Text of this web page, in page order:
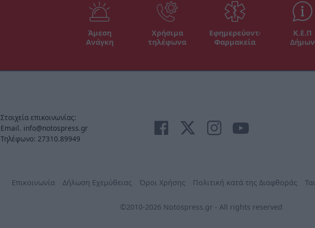
Άμεση
Ανάγκη
Χρήσιμα
τηλέφωνα
Εφημερεύοντα
Φαρμακεία
Κ.Ε.Π
Δήμων
Στοιχεία επικοινωνίας:
Email. info@notospress.gr
Τηλέφωνο: 27310.89949
Επικοινωνία Δήλωση Εχεμύθειας Όροι Χρήσης Πολιτική κατά της Διαφθοράς
©2010-2026 Notospress.gr - All rights reserved